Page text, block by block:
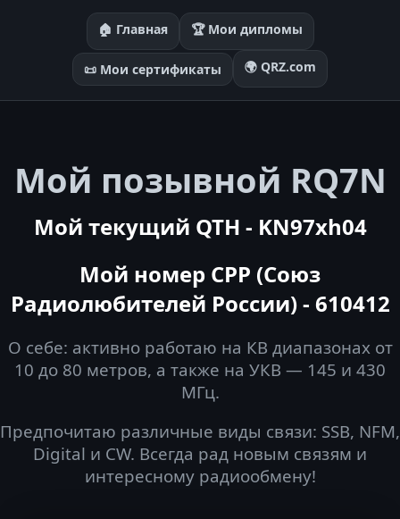
🏠 Главная 🏆 Мои дипломы
📜 Мои сертификаты 🌍 QRZ.com
Мой позывной RQ7N
Мой текущий QTH - KN97xh04
Мой номер СРР (Союз
Радиолюбителей России) - 610412
О себе: активно работаю на КВ диапазонах от
10 до 80 метров, а также на УКВ — 145 и 430
МГц.
Предпочитаю различные виды связи: SSB, NFM,
Digital и CW. Всегда рад новым связям и
интересному радиообмену!